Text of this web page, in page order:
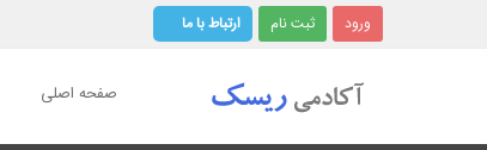
ورود ثبت نام ارتباط با ما
صفحه اصلی